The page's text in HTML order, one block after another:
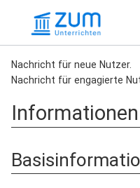
Nachricht für neue Nutzer.
Nachricht für engagierte